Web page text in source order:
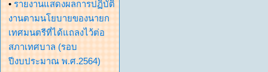
• รายงานแสดงผลการปฏิบัติ
งานตามนโยบายของนายก
เทศมนตรีที่ได้แถลงไว้ต่อ
สภาเทศบาล (รอบ
ปีงบประมาณ พ.ศ.2564)